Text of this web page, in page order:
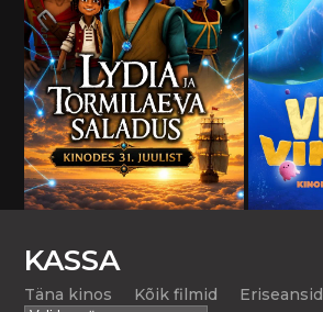
KASSA
Täna kinos Kõik filmid Eriseansid